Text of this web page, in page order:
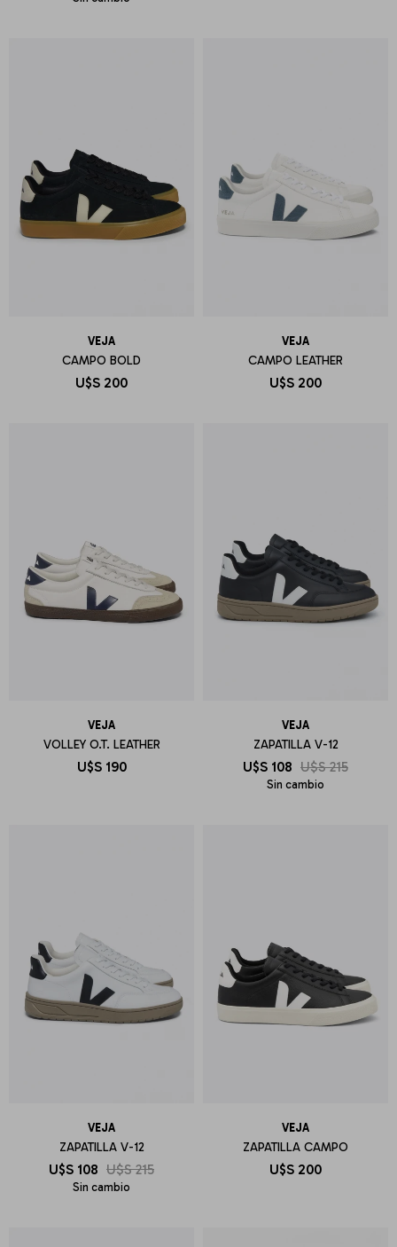
VEJA
CAMPO BOLD
U$S 200
VEJA
CAMPO LEATHER
U$S 200
VEJA
VOLLEY O.T. LEATHER
U$S 190
VEJA
ZAPATILLA V-12
U$S 108 U$S 215
Sin cambio
VEJA
ZAPATILLA V-12
U$S 108 U$S 215
Sin cambio
VEJA
ZAPATILLA CAMPO
U$S 200